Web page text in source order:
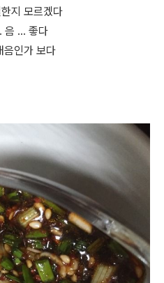
지 모르겠다
음 ... 좋다
음인가 보다